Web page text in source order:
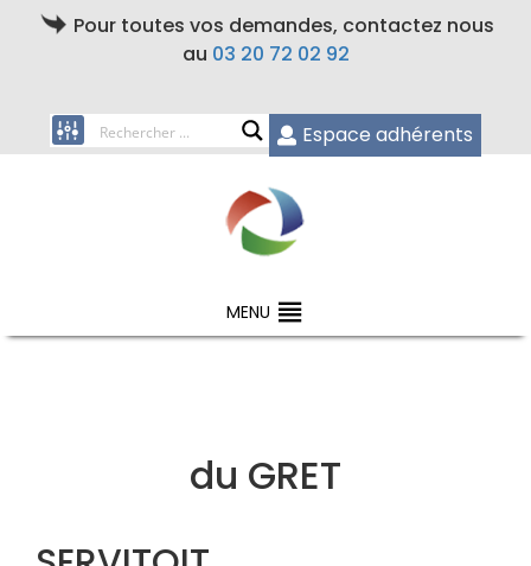
Pour toutes vos demandes, contactez nous
au 03 20 72 02 92
Espace adhérents
MENU
du GRET